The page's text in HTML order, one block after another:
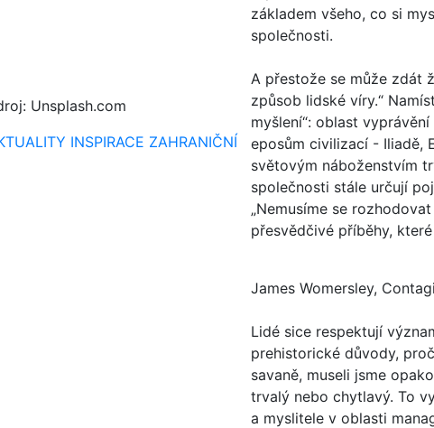
Unsplash.com
INSPIRACE ZAHRANIČNÍ
základem všeho, co si
společnosti.
A přestože se může zdát
způsob lidské víry.“
myšlení“: oblast
eposům civilizací - Iliadě,
světovým náboženstvím
společnosti stále určují
„Nemusíme se
přesvědčivé příběhy,
James Womersley,
Lidé sice respektují
prehistorické důvody,
savaně, museli jsme
trvalý nebo chytlavý. To
a myslitele v oblasti